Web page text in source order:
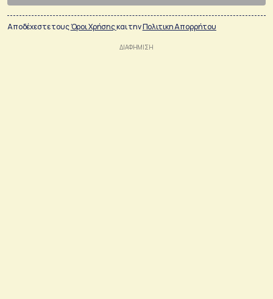
Αποδέχεστε τουςΌροι Χρήσηςκαι τηνΠολιτικη Απορρήτου